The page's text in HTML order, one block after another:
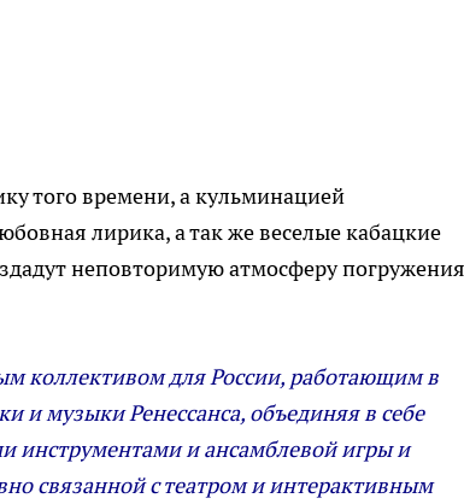
того времени, а кульминацией
лирика, а так же веселые кабацкие
неповторимую атмосферу погружения
коллективом для России, работающим в
и музыки Ренессанса, объединяя в себе
инструментами и ансамблевой игры и
связанной с театром и интерактивным